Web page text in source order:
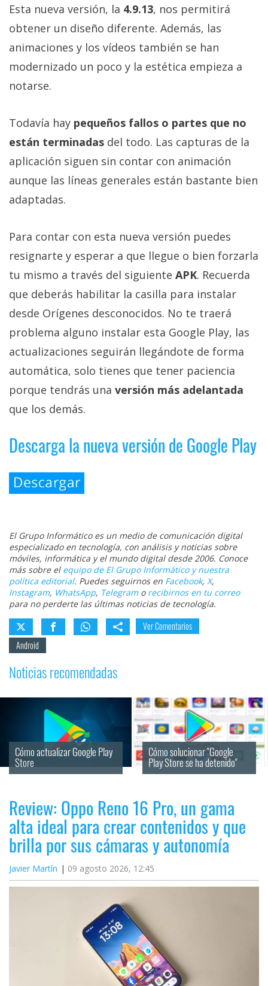
Esta nueva versión, la 4.9.13, nos permitirá
obtener un diseño diferente. Además, las
animaciones y los vídeos también se han
modernizado un poco y la estética empieza a
notarse.
Todavía hay pequeños fallos o partes que no
están terminadas del todo. Las capturas de la
aplicación siguen sin contar con animación
aunque las líneas generales están bastante bien
adaptadas.
Para contar con esta nueva versión puedes
resignarte y esperar a que llegue o bien forzarla
tu mismo a través del siguiente APK. Recuerda
que deberás habilitar la casilla para instalar
desde Orígenes desconocidos. No te traerá
problema alguno instalar esta Google Play, las
actualizaciones seguirán llegándote de forma
automática, solo tienes que tener paciencia
porque tendrás una versión más adelantada
que los demás.
Descarga la nueva versión de Google Play
El Grupo Informático es un medio de comunicación digital
especializado en tecnología, con análisis y noticias sobre
móviles, informática y el mundo digital desde 2006. Conoce
más sobre el equipo de El Grupo Informático y nuestra
política editorial. Puedes seguirnos en Facebook, X,
Instagram, WhatsApp, Telegramo recibirnos en tu correo
para no perderte las últimas noticias de tecnología.
Ver Comentarios
Android
Noticias recomendadas
Cómo actualizar Google Play
Store
Cómo solucionar "Google
Play Store se ha detenido"
Review: Oppo Reno 16 Pro, un gama
alta ideal para crear contenidos y que
brilla por sus cámaras y autonomía
Javier Martín 09 agosto 2026, 12:45